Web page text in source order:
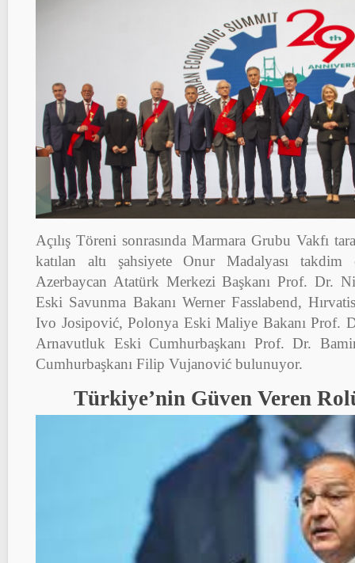
Açılış Töreni sonrasında Marmara Grubu Vakfı
katılan altı şahsiyete Onur Madalyası
Azerbaycan Atatürk Merkezi Başkanı Prof. Dr.
Eski Savunma Bakanı Werner Fasslabend,
Ivo Josipović, Polonya Eski Maliye Bakanı Prof.
Arnavutluk Eski Cumhurbaşkanı Prof. Dr.
Cumhurbaşkanı Filip Vujanović bulunuyor.
Türkiye’nin Güven Veren